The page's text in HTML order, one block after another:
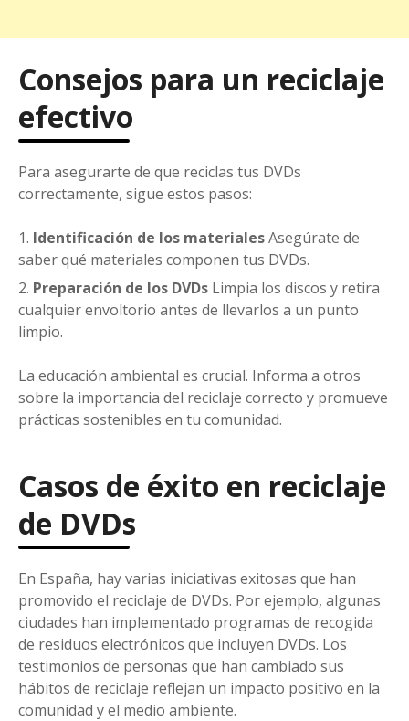
Consejos para un reciclaje
efectivo
Para asegurarte de que reciclas tus DVDs
correctamente, sigue estos pasos:
Identificación de los materialesAsegúrate de
saber qué materiales componen tus DVDs.
Preparación de los DVDs Limpia los discos y retira
cualquier envoltorio antes de llevarlos a un punto
limpio.
La educación ambiental es crucial. Informa a otros
sobre la importancia del reciclaje correcto y promueve
prácticas sostenibles en tu comunidad.
Casos de éxito en reciclaje
de DVDs
En España, hay varias iniciativas exitosas que han
promovido el reciclaje de DVDs. Por ejemplo, algunas
ciudades han implementado programas de recogida
de residuos electrónicos que incluyen DVDs. Los
testimonios de personas que han cambiado sus
hábitos de reciclaje reflejan un impacto positivo en la
comunidad y el medio ambiente.